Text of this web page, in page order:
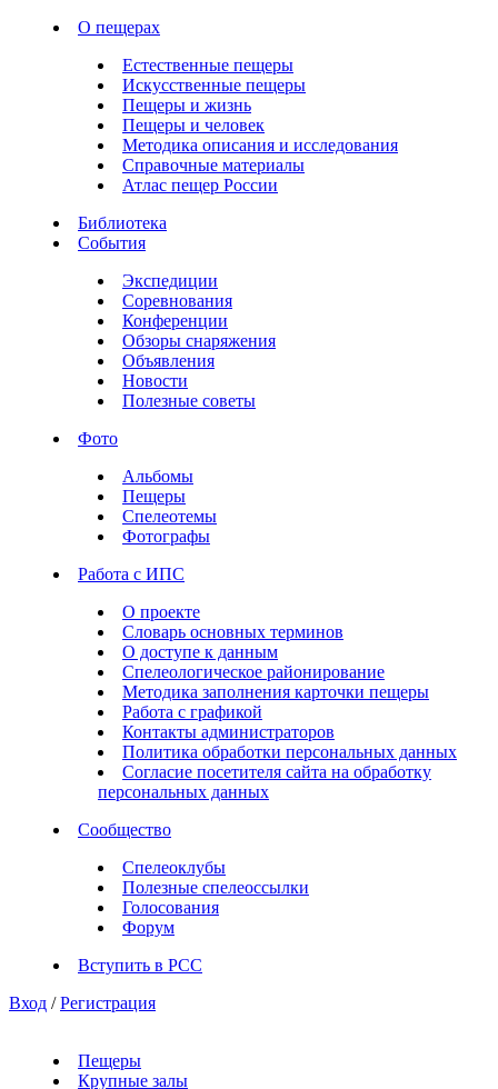
О пещерах
Естественные пещеры
Искусственные пещеры
Пещеры и жизнь
Пещеры и человек
Методика описания и исследования
Справочные материалы
Атлас пещер России
Библиотека
События
Экспедиции
Соревнования
Конференции
Обзоры снаряжения
Объявления
Новости
Полезные советы
Фото
Альбомы
Пещеры
Спелеотемы
Фотографы
Работа с ИПС
О проекте
Словарь основных терминов
О доступе к данным
Спелеологическое районирование
Методика заполнения карточки пещеры
Работа с графикой
Контакты администраторов
Политика обработки персональных данных
Согласие посетителя сайта на обработку
персональных данных
Сообщество
Спелеоклубы
Полезные спелеоссылки
Голосования
Форум
Вступить в РСС
Вход / Регистрация
Пещеры
Крупные залы